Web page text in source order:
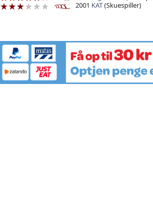
2001 KAT(Skuespiller)